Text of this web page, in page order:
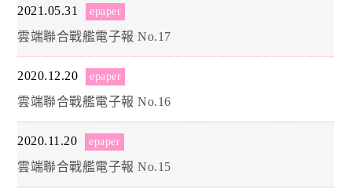
2021.05.31 epaper
雲端聯合戰艦電子報 No.17
2020.12.20 epaper
雲端聯合戰艦電子報 No.16
2020.11.20 epaper
雲端聯合戰艦電子報 No.15